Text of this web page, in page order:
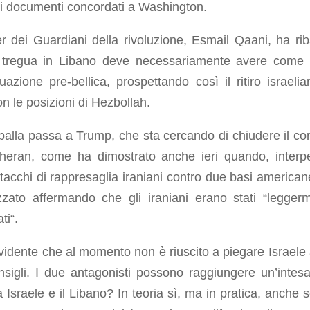
documenti concordati a Washington.
dei Guardiani della rivoluzione, Esmail Qaani, ha
in Libano deve necessariamente avere come
pre-bellica, prospettando così il ritiro
le posizioni di Hezbollah.
passa a Trump, che sta cercando di chiudere il
come ha dimostrato anche ieri quando,
di rappresaglia iraniani contro due basi
affermando che gli iraniani erano stati
che al momento non è riuscito a piegare Israele
I due antagonisti possono raggiungere
Israele e il Libano? In teoria sì, ma in pratica, anche